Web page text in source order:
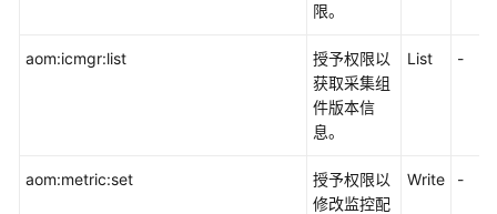
限。
aom:icmgr:list
授予权限以
获取采集组
件版本信
息。
List -
aom:metric:set
授予权限以
修改监控配
Write -